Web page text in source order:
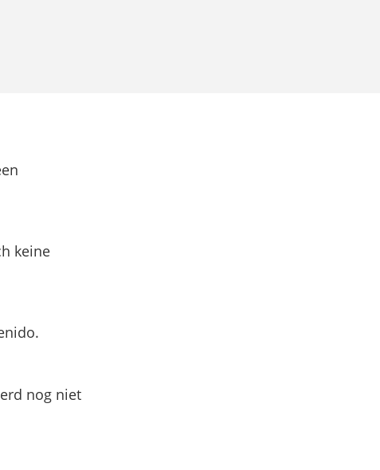
keine
nog niet